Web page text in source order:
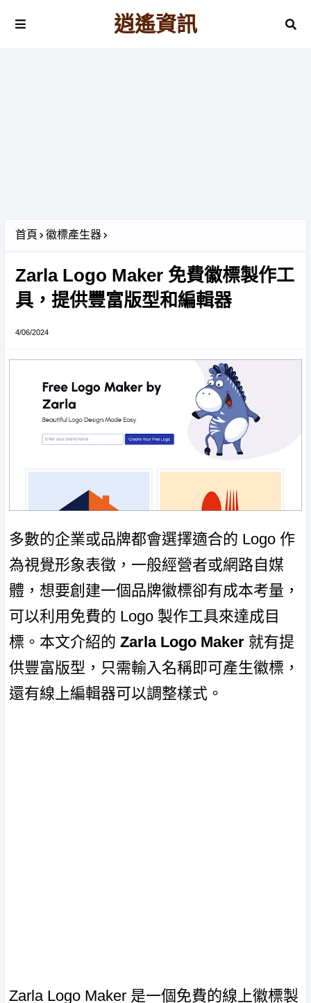
逍遙資訊
首頁 徽標產生器
Zarla Logo Maker 免費徽標製作工
具，提供豐富版型和編輯器
4/06/2024
多數的企業或品牌都會選擇適合的 Logo 作
為視覺形象表徵，一般經營者或網路自媒
體，想要創建一個品牌徽標卻有成本考量，
可以利用免費的 Logo 製作工具來達成目
標。本文介紹的 Zarla Logo Maker 就有提
供豐富版型，只需輸入名稱即可產生徽標，
還有線上編輯器可以調整樣式。
Zarla Logo Maker 是一個免費的線上徽標製